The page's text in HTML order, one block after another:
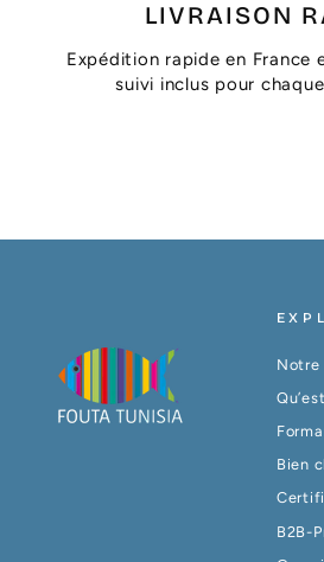
LIVRAISON
Expédition rapide en France
suivi inclus pour
Notre
Bien
B2B-